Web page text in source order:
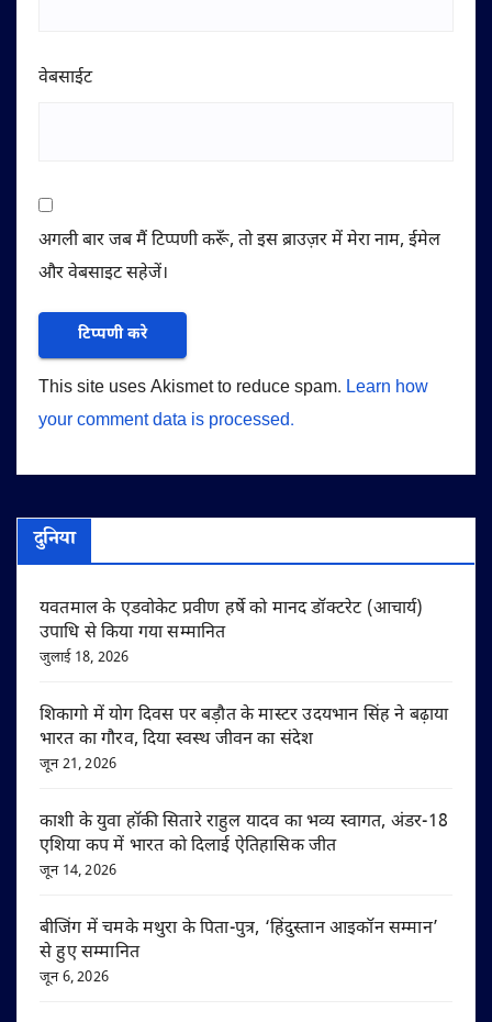
वेबसाईट
अगली बार जब मैं टिप्पणी करूँ, तो इस ब्राउज़र में मेरा नाम, ईमेल
और वेबसाइट सहेजें।
This site uses Akismet to reduce spam. Learn how
your comment data is processed.
दुनिया
यवतमाल के एडवोकेट प्रवीण हर्षे को मानद डॉक्टरेट (आचार्य)
उपाधि से किया गया सम्मानित
जुलाई 18, 2026
शिकागो में योग दिवस पर बड़ौत के मास्टर उदयभान सिंह ने बढ़ाया
भारत का गौरव, दिया स्वस्थ जीवन का संदेश
जून 21, 2026
काशी के युवा हॉकी सितारे राहुल यादव का भव्य स्वागत, अंडर-18
एशिया कप में भारत को दिलाई ऐतिहासिक जीत
जून 14, 2026
बीजिंग में चमके मथुरा के पिता-पुत्र, ‘हिंदुस्तान आइकॉन सम्मान’
से हुए सम्मानित
जून 6, 2026